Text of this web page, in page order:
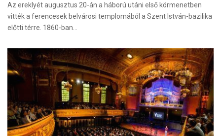
Az ereklyét augusztus 20-án a háború utáni első körmenetben
vitték a ferencesek belvárosi templomából a Szent István-bazilika
előtti térre. 1860-ban…